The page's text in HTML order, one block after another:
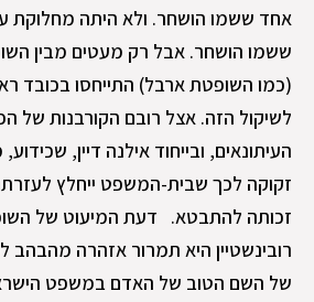
אחד ששמו הושחר. ולא היתה מחלוקת
ששמו הושחר. אבל רק מעטים מבין
(כמו השופטת ארבל) התייחסו בכובד
לשיקול הזה. אצל רובם הקורבנות של
העיתונאים, ובייחוד אילנה דיין,
זקוקה לכך שבית-המשפט ייחלץ לעזרתה
זכותה להתבטא. דעת המיעוט של
רובינשטיין היא תמרור אזהרה מהבהב
של השם הטוב של האדם במשפט